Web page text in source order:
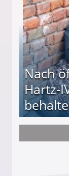
Nach
Hartz-
darf Geld